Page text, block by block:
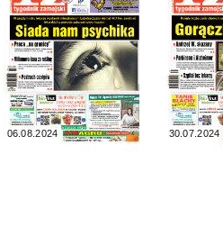
06.08.2024 30.07.2024